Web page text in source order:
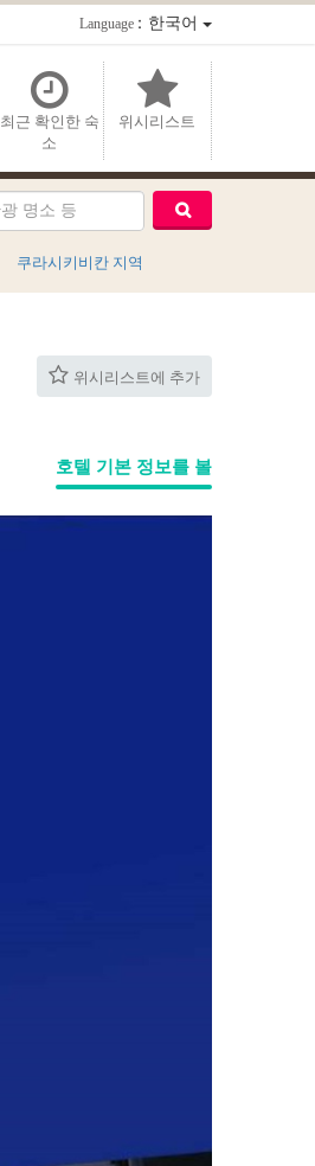
Language：한국어
최근 확인한 숙
소
위시리스트
쿠라시키비칸 지역
위시리스트에 추가
호텔 기본 정보를 볼